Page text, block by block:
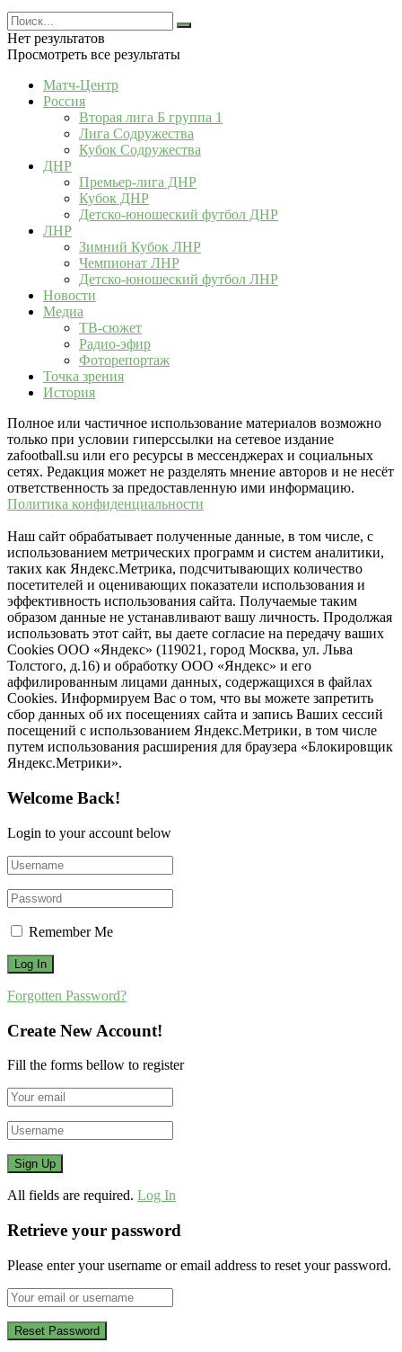
Нет результатов
Просмотреть все результаты
Матч-Центр
Россия
Вторая лига Б группа 1
Лига Содружества
Кубок Содружества
ДНР
Премьер-лига ДНР
Кубок ДНР
Детско-юношеский футбол ДНР
ЛНР
Зимний Кубок ЛНР
Чемпионат ЛНР
Детско-юношеский футбол ЛНР
Новости
Медиа
ТВ-сюжет
Радио-эфир
Фоторепортаж
Точка зрения
История
Полное или частичное использование материалов возможно
только при условии гиперссылки на сетевое издание
zafootball.su или его ресурсы в мессенджерах и социальных
сетях. Редакция может не разделять мнение авторов и не несёт
ответственность за предоставленную ими информацию.
Политика конфиденциальности
Наш сайт обрабатывает полученные данные, в том числе, с
использованием метрических программ и систем аналитики,
таких как Яндекс.Метрика, подсчитывающих количество
посетителей и оценивающих показатели использования и
эффективность использования сайта. Получаемые таким
образом данные не устанавливают вашу личность. Продолжая
использовать этот сайт, вы даете согласие на передачу ваших
Cookies ООО «Яндекс» (119021, город Москва, ул. Льва
Толстого, д.16) и обработку ООО «Яндекс» и его
аффилированным лицами данных, содержащихся в файлах
Cookies. Информируем Вас о том, что вы можете запретить
сбор данных об их посещениях сайта и запись Ваших сессий
посещений с использованием Яндекс.Метрики, в том числе
путем использования расширения для браузера «Блокировщик
Яндекс.Метрики».
Welcome Back!
Login to your account below
Remember Me
Forgotten Password?
Create New Account!
Fill the forms bellow to register
All fields are required. Log In
Retrieve your password
Please enter your username or email address to reset your password.